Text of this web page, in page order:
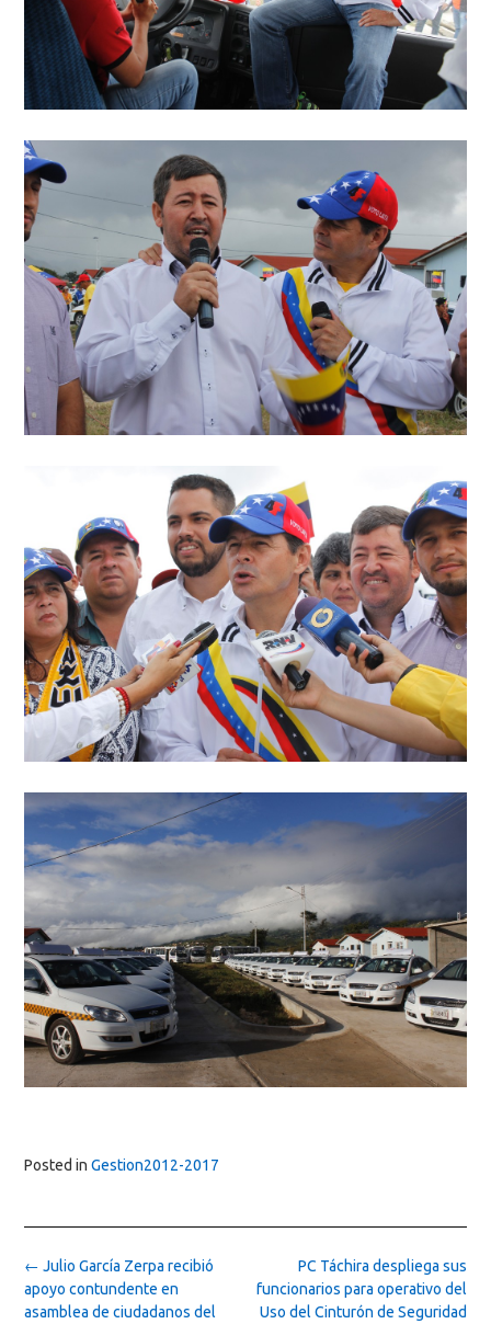
Posted in Gestion2012-2017
Post
navigation
PC Táchira despliega sus
funcionarios para operativo del
Uso del Cinturón de Seguridad
← Julio García Zerpa recibió
apoyo contundente en
asamblea de ciudadanos del